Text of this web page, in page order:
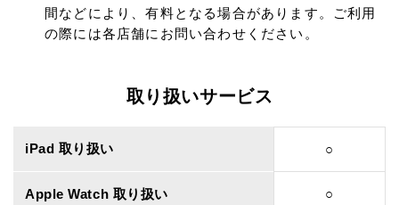
間などにより、有料となる場合があります。ご利用
の際には各店舗にお問い合わせください。
取り扱いサービス
iPad 取り扱い ○
Apple Watch 取り扱い ○